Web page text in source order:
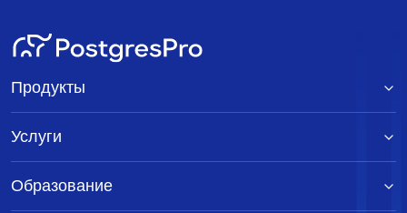
Продукты
Услуги
Образование